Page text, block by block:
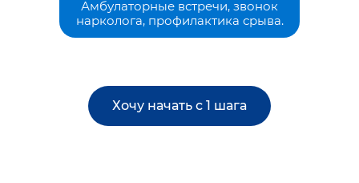
Амбулаторные встречи, звонок
нарколога, профилактика срыва.
Хочу начать с 1 шага